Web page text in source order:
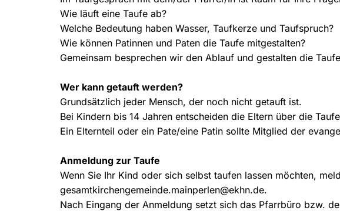
Wie läuft eine Taufe ab?
Welche Bedeutung haben Wasser, Taufkerze und Taufspruch?
Wie können Patinnen und Paten die Taufe mitgestalten?
Gemeinsam besprechen wir den Ablauf und gestalten die
Wer kann getauft werden?
Grundsätzlich jeder Mensch, der noch nicht getauft ist.
Bei Kindern bis 14 Jahren entscheiden die Eltern über die
Ein Elternteil oder ein Pate/eine Patin sollte Mitglied der
Anmeldung zur Taufe
Wenn Sie Ihr Kind oder sich selbst taufen lassen möchten,
gesamtkirchengemeinde.mainperlen@ekhn.de.
Nach Eingang der Anmeldung setzt sich das Pfarrbüro bzw.